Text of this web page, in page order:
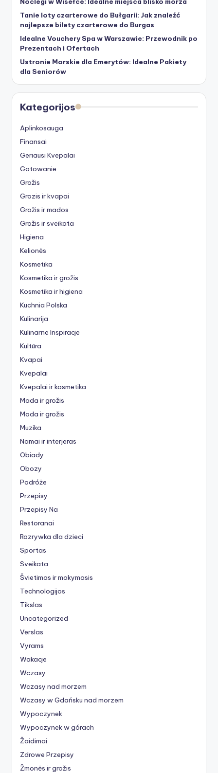
Tanie loty czarterowe do Bułgarii: Jak znaleźć
najlepsze bilety czarterowe do Burgas
Idealne Vouchery Spa w Warszawie: Przewodnik po
Prezentach i Ofertach
Ustronie Morskie dla Emerytów: Idealne Pakiety
dla Seniorów
Kategorijos
Aplinkosauga
Finansai
Geriausi Kvepalai
Gotowanie
Grožis
Grozis ir kvapai
Grožis ir mados
Grožis ir sveikata
Higiena
Kelionės
Kosmetika
Kosmetika ir grožis
Kosmetika ir higiena
Kuchnia Polska
Kulinarija
Kulinarne Inspiracje
Kultūra
Kvapai
Kvepalai
Kvepalai ir kosmetika
Mada ir grožis
Moda ir grožis
Muzika
Namai ir interjeras
Obiady
Obozy
Podróże
Przepisy
Przepisy Na
Restoranai
Rozrywka dla dzieci
Sportas
Sveikata
Švietimas ir mokymasis
Technologijos
Tikslas
Uncategorized
Verslas
Vyrams
Wakacje
Wczasy
Wczasy nad morzem
Wczasy w Gdańsku nad morzem
Wypoczynek
Wypoczynek w górach
Žaidimai
Zdrowe Przepisy
Žmonės ir grožis